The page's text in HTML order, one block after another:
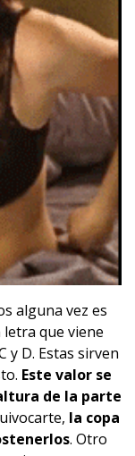
alguna vez es
letra que viene
y D. Estas sirven
Este valor se
de la parte
la copa
. Otro